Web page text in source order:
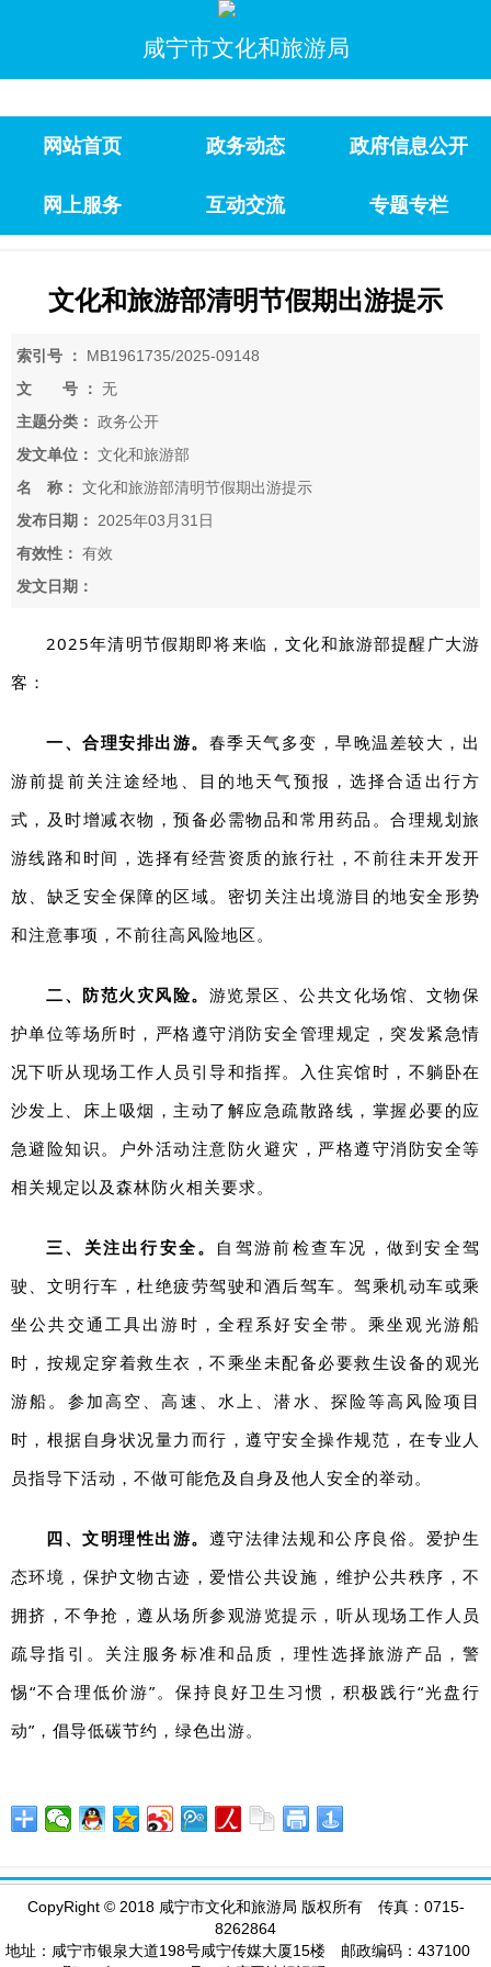
咸宁市文化和旅游局
网站首页 政务动态 政府信息公开
网上服务 互动交流 专题专栏
文化和旅游部清明节假期出游提示
索引号 ：
MB1961735/2025-09148
文 号 ： 无
主题分类： 政务公开
发文单位： 文化和旅游部
名 称： 文化和旅游部清明节假期出游提示
发布日期：
2025年03月31日
有效性： 有效
发文日期：
2025年清明节假期即将来临，文化和旅游部提醒广大游
客：
一、合理安排出游。 春季天气多变，早晚温差较大，出
游前提前关注途经地、目的地天气预报，选择合适出行方
式，及时增减衣物，预备必需物品和常用药品。合理规划旅
游线路和时间，选择有经营资质的旅行社，不前往未开发开
放、缺乏安全保障的区域。密切关注出境游目的地安全形势
和注意事项，不前往高风险地区。
二、防范火灾风险。 游览景区、公共文化场馆、文物保
护单位等场所时，严格遵守消防安全管理规定，突发紧急情
况下听从现场工作人员引导和指挥。入住宾馆时，不躺卧在
沙发上、床上吸烟，主动了解应急疏散路线，掌握必要的应
急避险知识。户外活动注意防火避灾，严格遵守消防安全等
相关规定以及森林防火相关要求。
三、关注出行安全。 自驾游前检查车况，做到安全驾
驶、文明行车，杜绝疲劳驾驶和酒后驾车。驾乘机动车或乘
坐公共交通工具出游时，全程系好安全带。乘坐观光游船
时，按规定穿着救生衣，不乘坐未配备必要救生设备的观光
游船。参加高空、高速、水上、潜水、探险等高风险项目
时，根据自身状况量力而行，遵守安全操作规范，在专业人
员指导下活动，不做可能危及自身及他人安全的举动。
四、文明理性出游。 遵守法律法规和公序良俗。爱护生
态环境，保护文物古迹，爱惜公共设施，维护公共秩序，不
拥挤，不争抢，遵从场所参观游览提示，听从现场工作人员
疏导指引。关注服务标准和品质，理性选择旅游产品，警
惕“不合理低价游”。保持良好卫生习惯，积极践行“光盘行
动”，倡导低碳节约，绿色出游。
CopyRight ©2018 咸宁市文化和旅游局 版权所有 传真：0715-
8262864
地址：咸宁市银泉大道198号咸宁传媒大厦15楼 邮政编码：437100